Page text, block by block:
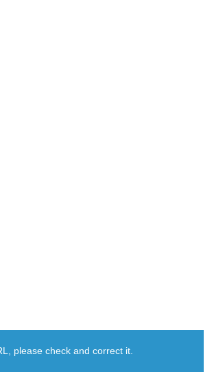
please check and correct it.